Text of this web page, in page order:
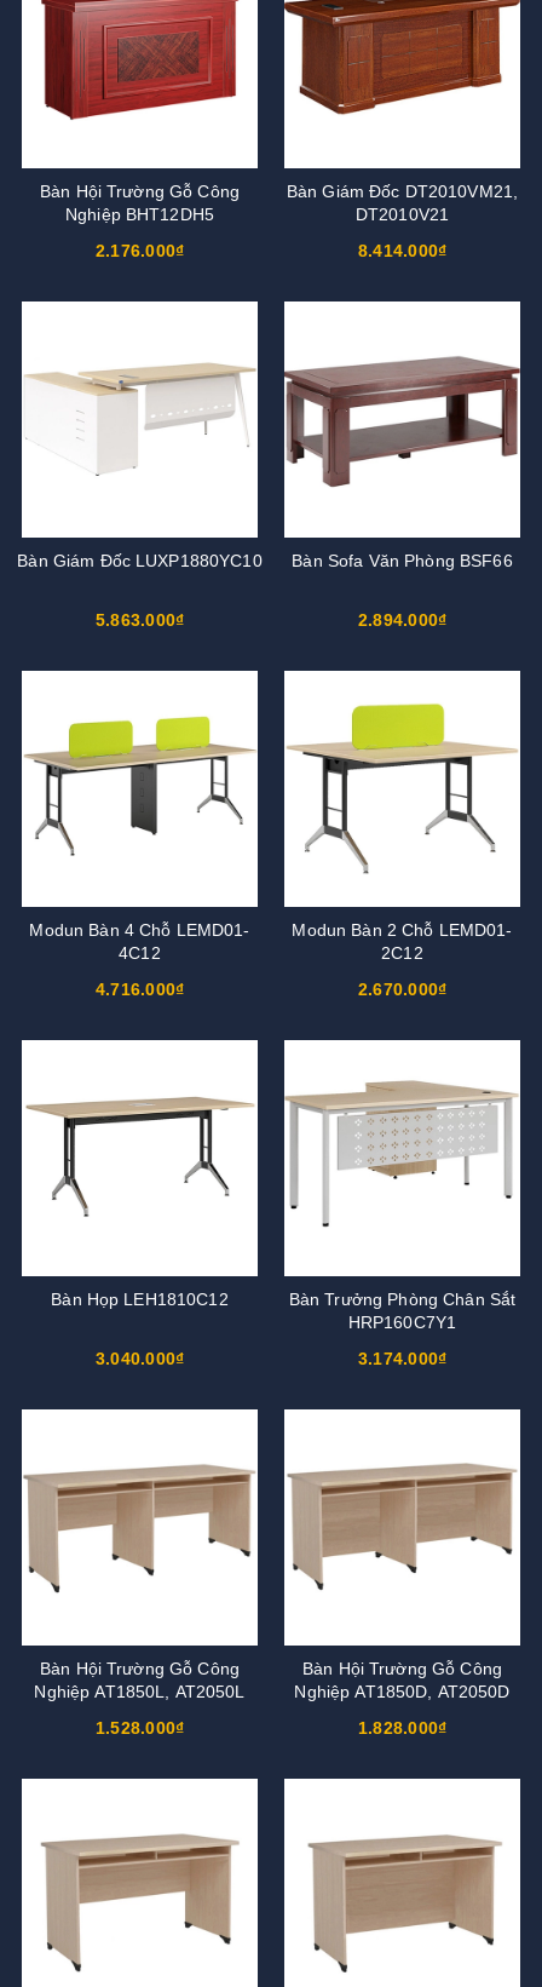
Bàn Hội Trường Gỗ Công
Nghiệp BHT12DH5
2.176.000₫
Bàn Giám Đốc DT2010VM21,
DT2010V21
8.414.000₫
Bàn Giám Đốc LUXP1880YC10
5.863.000₫
Bàn Sofa Văn Phòng BSF66
2.894.000₫
Modun Bàn 4 Chỗ LEMD01-
4C12
4.716.000₫
Modun Bàn 2 Chỗ LEMD01-
2C12
2.670.000₫
Bàn Họp LEH1810C12
3.040.000₫
Bàn Trưởng Phòng Chân Sắt
HRP160C7Y1
3.174.000₫
Bàn Hội Trường Gỗ Công
Nghiệp AT1850L, AT2050L
1.528.000₫
Bàn Hội Trường Gỗ Công
Nghiệp AT1850D, AT2050D
1.828.000₫